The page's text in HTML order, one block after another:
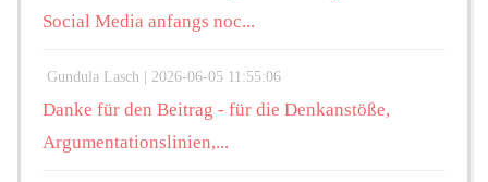
Social Media anfangs noc...
Gundula Lasch | 2026-06-05 11:55:06
Danke für den Beitrag - für die Denkanstöße,
Argumentationslinien,...